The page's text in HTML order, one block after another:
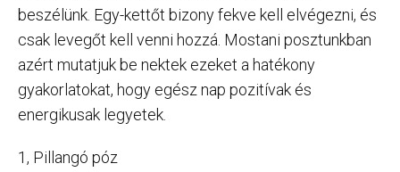
beszélünk. Egy-kettőt bizony fekve kell elvégezni, és
csak levegőt kell venni hozzá. Mostani posztunkban
azért mutatjuk be nektek ezeket a hatékony
gyakorlatokat, hogy egész nap pozitívak és
energikusak legyetek.
1, Pillangó póz